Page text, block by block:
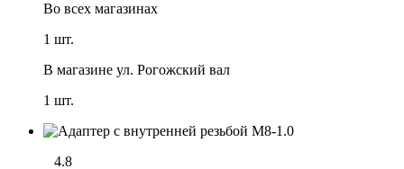
Во всех магазинах
1 шт.
В магазине ул. Рогожский вал
1 шт.
4.8